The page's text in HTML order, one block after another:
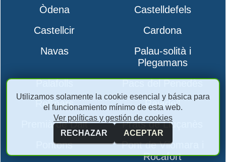
Òdena
Castelldefels
Castellcir
Cardona
Navas
Palau-solità i
Plegamans
Palafolls
Pacs del Penedès
Rellinars
Rajadell
Premià de Dalt
Prats de Lluçanès
Pontons
Pont de Vilomara i
Rocafort
Utilizamos solamente la cookie esencial y básica para
el funcionamiento mínimo de esta web.
Ver políticas y gestión de cookies
RECHAZAR
ACEPTAR